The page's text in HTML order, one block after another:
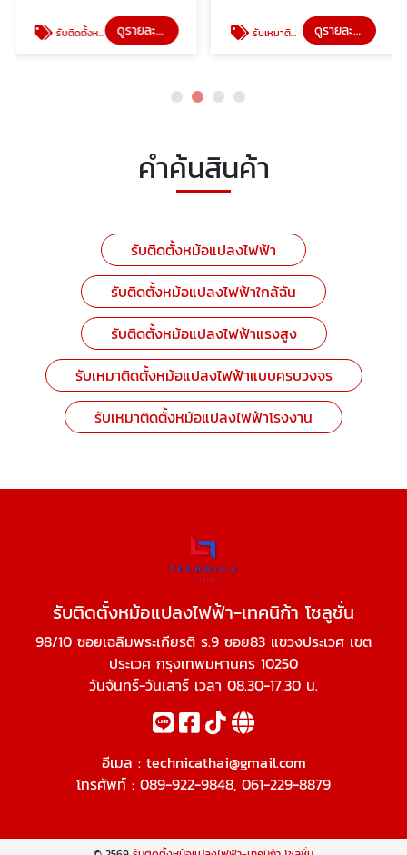
รับติดตั้งหม้อแปลงไฟฟ้าแรงสูง ดูรายละเอียด รับเหมาติดตั้งหม้อแปลงไฟฟ้าแบบครบวงจร ดูรายละเอียด
คำค้นสินค้า
รับติดตั้งหม้อแปลงไฟฟ้า
รับติดตั้งหม้อแปลงไฟฟ้าใกล้ฉัน
รับติดตั้งหม้อแปลงไฟฟ้าแรงสูง
รับเหมาติดตั้งหม้อแปลงไฟฟ้าแบบครบวงจร
รับเหมาติดตั้งหม้อแปลงไฟฟ้าโรงงาน
รับติดตั้งหม้อแปลงไฟฟ้า-เทคนิก้า โซลูชั่น
98/10 ซอยเฉลิมพระเกียรติ ร.9 ซอย83 แขวงประเวศ เขต
ประเวศ กรุงเทพมหานคร 10250
วันจันทร์-วันเสาร์ เวลา 08.30-17.30 น.
อีเมล : technicathai@gmail.com
โทรศัพท์ : 089-922-9848, 061-229-8879